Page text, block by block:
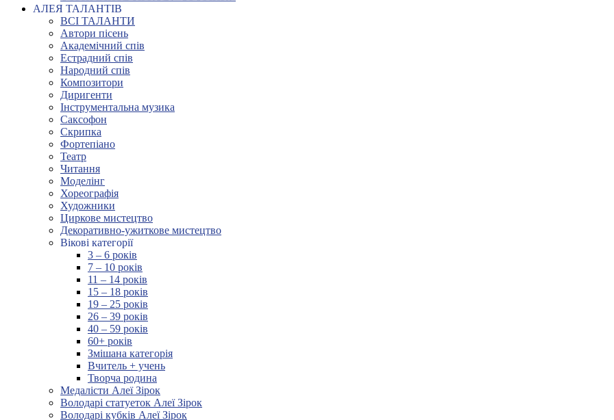
АЛЕЯ ТАЛАНТІВ
ВСІ ТАЛАНТИ
Автори пісень
Академічний спів
Естрадний спів
Народний спів
Композитори
Диригенти
Інструментальна музика
Саксофон
Скрипка
Фортепіано
Театр
Читання
Моделінг
Хореографія
Художники
Циркове мистецтво
Декоративно-ужиткове мистецтво
Вікові категорії
3 – 6 років
7 – 10 років
11 – 14 років
15 – 18 років
19 – 25 років
26 – 39 років
40 – 59 років
60+ років
Змішана категорія
Вчитель + учень
Творча родина
Медалісти Алеї Зірок
Володарі статуеток Алеї Зірок
Володарі кубків Алеї Зірок